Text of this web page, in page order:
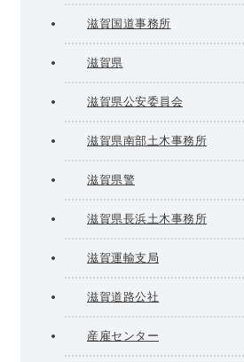
滋賀国道事務所
滋賀県
滋賀県公安委員会
滋賀県南部土木事務所
滋賀県警
滋賀県長浜土木事務所
滋賀運輸支局
滋賀道路公社
産雇センター